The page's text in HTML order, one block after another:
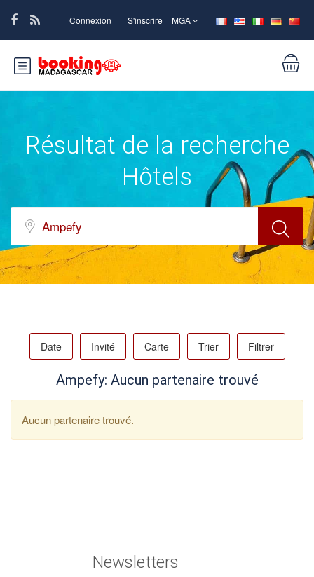
Connexion S'inscrire MGA
Résultat de la recherche
Hôtels
Date Invité Carte Trier Filtrer
Ampefy: Aucun partenaire trouvé
Aucun partenaire trouvé.
Newsletters